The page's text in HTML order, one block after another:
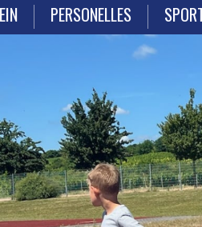
PERSONELLES